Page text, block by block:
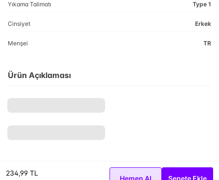
234,99 TL
Hemen Al Sepete Ekle
Yıkama Talimatı Type 1
Cinsiyet Erkek
Menşei TR
Ürün Açıklaması